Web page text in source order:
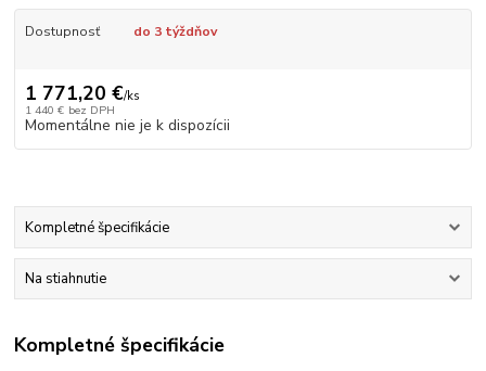
Dostupnosť do 3 týždňov
1 771,20 €/ks
1 440 € bez DPH
Momentálne nie je k dispozícii
Kompletné špecifikácie
Na stiahnutie
Kompletné špecifikácie